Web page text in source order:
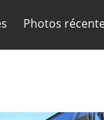
Photos